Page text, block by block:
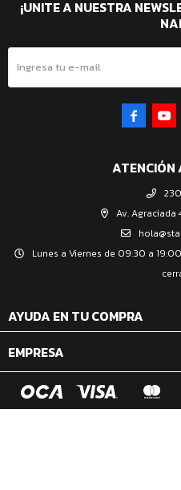
ATENCIÓN
Av. Agraciada
Lunes a Viernes de 09:30 a
AYUDA EN TU COMPRA
EMPRESA
¡UNITE A NUESTRA
 